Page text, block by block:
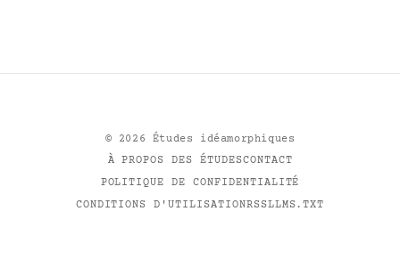
© 2026 Études idéamorphiques
À PROPOS DES ÉTUDESCONTACT
POLITIQUE DE CONFIDENTIALITÉ
CONDITIONS D'UTILISATIONRSSLLMS.TXT